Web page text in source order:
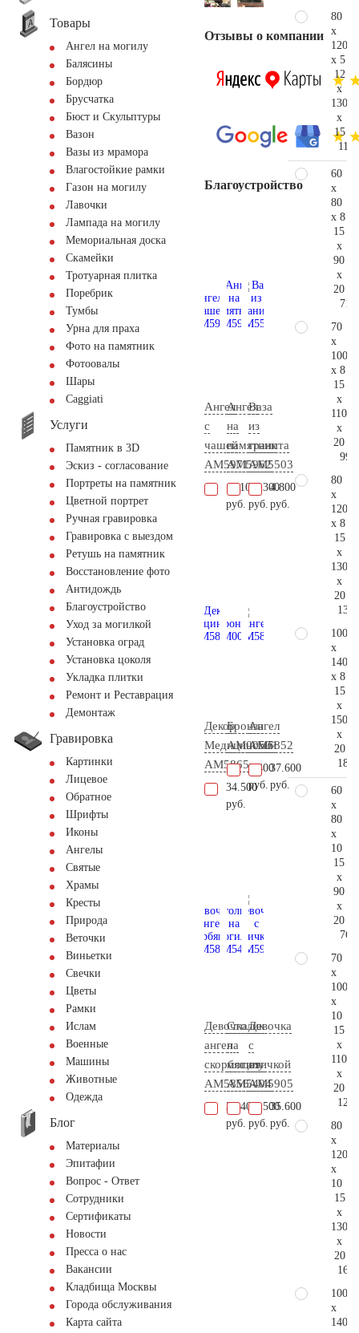
Товары
Ангел на могилу
Балясины
Бордюр
Брусчатка
Бюст и Скульптуры
Вазон
Вазы из мрамора
Влагостойкие рамки
Газон на могилу
Лавочки
Лампада на могилу
Мемориальная доска
Скамейки
Тротуарная плитка
Поребрик
Тумбы
Урна для праха
Фото на памятник
Фотоовалы
Шары
Сaggiati
Услуги
Памятник в 3D
Эскиз - согласование
Портреты на памятник
Цветной портрет
Ручная гравировка
Гравировка с выездом
Ретушь на памятник
Восстановление фото
Антидождь
Благоустройство
Уход за могилкой
Установка оград
Установка цоколя
Укладка плитки
Ремонт и Реставрация
Демонтаж
Гравировка
Картинки
Лицевое
Обратное
Шрифты
Иконы
Ангелы
Святые
Храмы
Кресты
Природа
Веточки
Виньетки
Свечки
Цветы
Рамки
Ислам
Военные
Машины
Животные
Одежда
Блог
Материалы
Эпитафии
Вопрос - Ответ
Сотрудники
Сертификаты
Новости
Пресса о нас
Вакансии
Кладбища Москвы
Города обслуживания
Карта сайта
Отзывы о компании
Благоустройство
Ангел
с
чашей
AM5971
11.100
руб.
Ангел
на
памятник
AM5962
39.300
руб.
Ваза
из
гранита
AM5503
4.800
руб.
Декор
Медицинский
AM5865
34.500
руб.
Бронза
AM0050
2.400
руб.
Ангел
AM5852
37.600
руб.
Девочка
ангел
скорбящая
AM5856
31.400
руб.
Столик
на
могилу
AM5404
14.500
руб.
Девочка
с
птичкой
AM5905
35.600
руб.
80
x
120
x 5
12
x
130
x
15
60
x
80
x 8
15
x
90
x
20
70
x
100
x 8
15
x
110
x
20
80
x
120
x 8
15
x
130
x
20
100
x
140
x 8
15
x
150
x
20
60
x
80
x
10
15
x
90
x
20
70
x
100
x
10
15
x
110
x
20
80
x
120
x
10
15
x
130
x
20
100
x
140